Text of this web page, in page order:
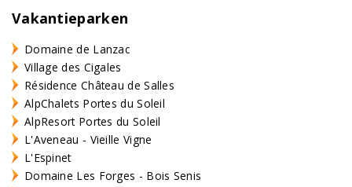
Vakantieparken
Domaine de Lanzac
Village des Cigales
Résidence Château de Salles
AlpChalets Portes du Soleil
AlpResort Portes du Soleil
L'Aveneau - Vieille Vigne
L'Espinet
Domaine Les Forges - Bois Senis